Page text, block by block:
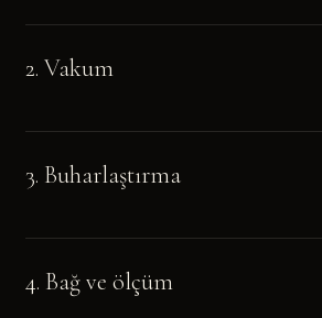
2. Vakum
3. Buharlaştırma
4. Bağ ve ölçüm